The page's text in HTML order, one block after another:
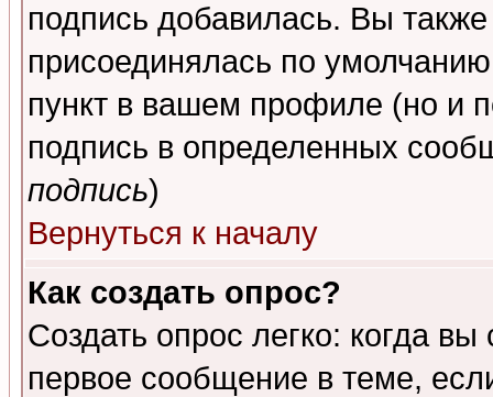
подпись добавилась. Вы
присоединялась по
пункт в вашем профиле (но и
подпись в определенных
подпись)
Вернуться к началу
Как создать опрос?
Создать опрос легко: когда
первое сообщение в теме,